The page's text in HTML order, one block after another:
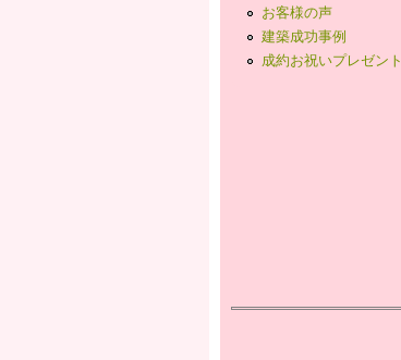
お客様の声
建築成功事例
成約お祝いプレゼント